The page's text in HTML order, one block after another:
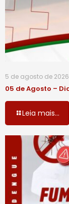
5 de agosto de 2026
05 de Agosto –
Leia mais...